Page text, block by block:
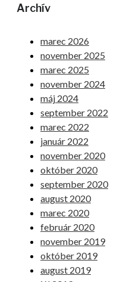
Archív
marec 2026
november 2025
marec 2025
november 2024
máj 2024
september 2022
marec 2022
január 2022
november 2020
október 2020
september 2020
august 2020
marec 2020
február 2020
november 2019
október 2019
august 2019